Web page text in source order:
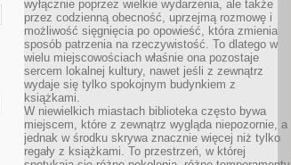
wyłącznie poprzez wielkie wydarzenia, ale także
przez codzienną obecność, uprzejmą rozmowę i
możliwość sięgnięcia po opowieść, która zmienia
sposób patrzenia na rzeczywistość. To dlatego w
wielu miejscowościach właśnie ona pozostaje
sercem lokalnej kultury, nawet jeśli z zewnątrz
wydaje się tylko spokojnym budynkiem z
książkami.
W niewielkich miastach biblioteka często bywa
miejscem, które z zewnątrz wygląda niepozornie, a
jednak w środku skrywa znacznie więcej niż tylko
regały z książkami. To przestrzeń, w której